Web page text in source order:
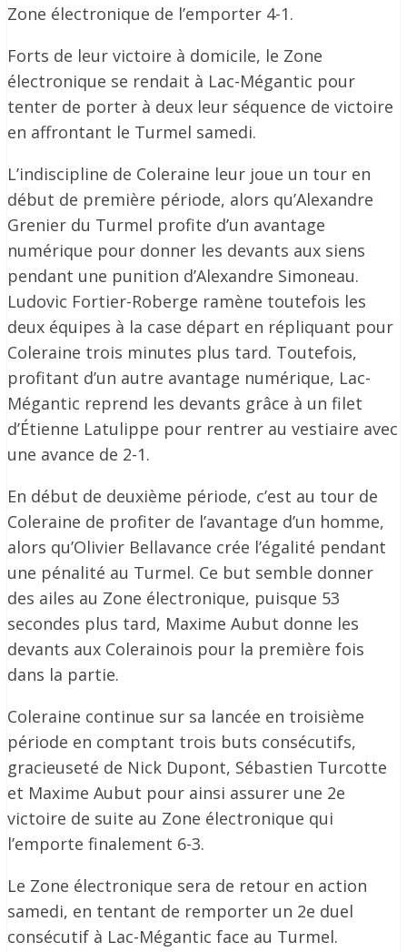
Zone électronique de l’emporter 4-1.
Forts de leur victoire à domicile, le Zone
électronique se rendait à Lac-Mégantic pour
tenter de porter à deux leur séquence de victoire
en affrontant le Turmel samedi.
L’indiscipline de Coleraine leur joue un tour en
début de première période, alors qu’Alexandre
Grenier du Turmel profite d’un avantage
numérique pour donner les devants aux siens
pendant une punition d’Alexandre Simoneau.
Ludovic Fortier-Roberge ramène toutefois les
deux équipes à la case départ en répliquant pour
Coleraine trois minutes plus tard. Toutefois,
profitant d’un autre avantage numérique, Lac-
Mégantic reprend les devants grâce à un filet
d’Étienne Latulippe pour rentrer au vestiaire avec
une avance de 2-1.
En début de deuxième période, c’est au tour de
Coleraine de profiter de l’avantage d’un homme,
alors qu’Olivier Bellavance crée l’égalité pendant
une pénalité au Turmel. Ce but semble donner
des ailes au Zone électronique, puisque 53
secondes plus tard, Maxime Aubut donne les
devants aux Colerainois pour la première fois
dans la partie.
Coleraine continue sur sa lancée en troisième
période en comptant trois buts consécutifs,
gracieuseté de Nick Dupont, Sébastien Turcotte
et Maxime Aubut pour ainsi assurer une 2e
victoire de suite au Zone électronique qui
l’emporte finalement 6-3.
Le Zone électronique sera de retour en action
samedi, en tentant de remporter un 2e duel
consécutif à Lac-Mégantic face au Turmel.